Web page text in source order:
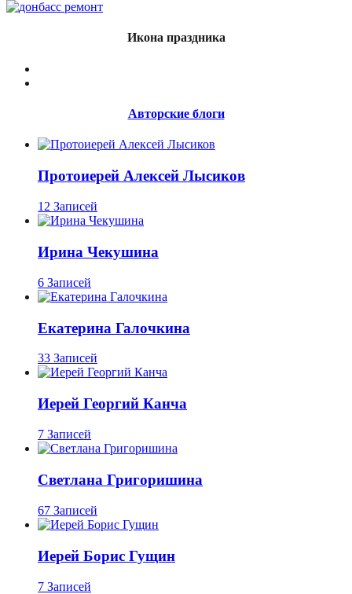
Икона праздника
Авторские блоги
Протоиерей Алексей Лысиков
12 Записей
Ирина Чекушина
6 Записей
Екатерина Галочкина
33 Записей
Иерей Георгий Канча
7 Записей
Светлана Григоришина
67 Записей
Иерей Борис Гущин
7 Записей